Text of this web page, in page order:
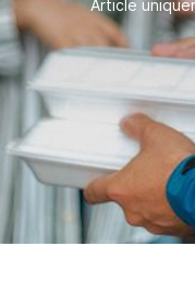
Article